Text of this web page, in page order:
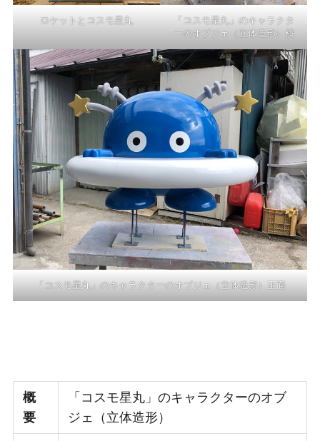
ロケットとコスモ星丸
「コスモ星丸」のキャラクタ
ーのオブジェ（立体造形）横
「コスモ星丸」のキャラクターのオブジェ（立体造形）正面
概
要
「コスモ星丸」のキャラクターのオブ
ジェ（立体造形）